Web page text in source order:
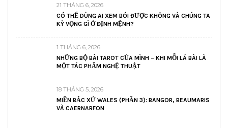
21 THÁNG 6, 2026
CÓ THỂ DÙNG AI XEM BÓI ĐƯỢC KHÔNG VÀ CHÚNG TA
KỲ VỌNG GÌ Ở ĐỊNH MỆNH?
1 THÁNG 6, 2026
NHỮNG BỘ BÀI TAROT CỦA MÌNH – KHI MỖI LÁ BÀI LÀ
MỘT TÁC PHẨM NGHỆ THUẬT
18 THÁNG 5, 2026
MIỀN BẮC XỨ WALES (PHẦN 3): BANGOR, BEAUMARIS
VÀ CAERNARFON